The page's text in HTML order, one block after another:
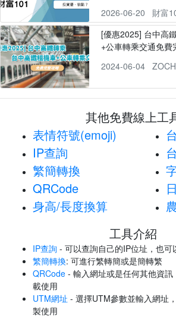
2026-06-20
財富
[優惠2025] 台中高
+公車轉乘交通免費
2024-06-04
其他免費線上工
表情符號(emoji)
IP查詢
繁簡轉換
QRCode
身高/長度換算
工具介紹
IP查詢 - 可以查詢自己的IP位址，也
繁簡轉換: 可進行繁轉簡或是簡轉繁
QRCode - 輸入網址或是任何其他資
載使用
UTM網址 - 選擇UTM參數並輸入網址
製使用